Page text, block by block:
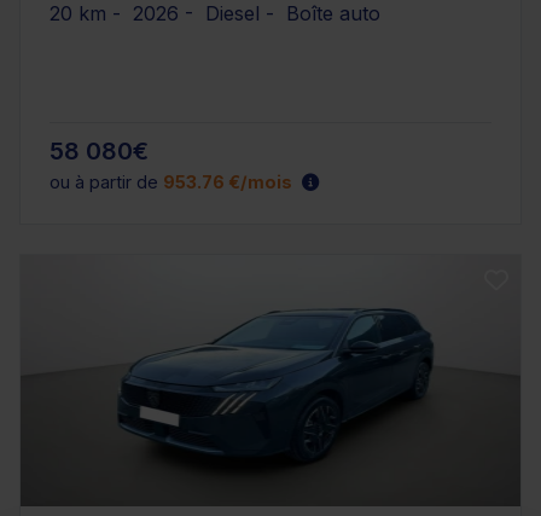
20 km - 2026 - Diesel - Boîte auto
58 080€
ou à partir de 953.76 €/mois